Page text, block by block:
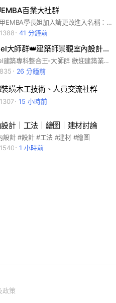
百業大社群
限逢甲EMBA學長姐加入請更改進入名稱：例如96高階王健一（職業）
41 分鐘前
Wotel大師群👑建築師景觀室內設計師土木結構水利大地測量都計水保地質電機消防空調環工技師營造建設
Wotel建築專科整合王-大師群 歡迎建築業各類師級加入 #建築師公會 #建築公會 #土木公會 #技師公會 #水利公會 #電機技師 #景觀工程商業 #室內設計裝修商業同業公會 #景觀設計師 #消防設備士 #測量技師 #結構技師 #大地技師 #冷凍空調技師 #冷凍空調公會 #環工技師 #結構工程技師公會 #測量技師公會 #測繪業商業同業公會 #大地技師工程公會 #環境工程技師公會 #地質技師公會
26 分鐘前
璜木工技術、人員交流社群
15 小時前
計｜工法｜繪圖｜建材討論
設計 #設計 #工法 #建材 #繪圖
1 小時前
政策(Open